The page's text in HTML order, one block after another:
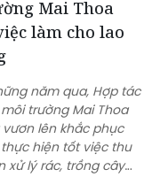
hững năm qua, Hợp tác
trường Mai Thoa
lên khắc phục
hiện tốt việc thu
xử lý rác, trồng cây
góp phần giữ gìn
đẹp, vừa tạo việc
người lao động
ngành Giáo